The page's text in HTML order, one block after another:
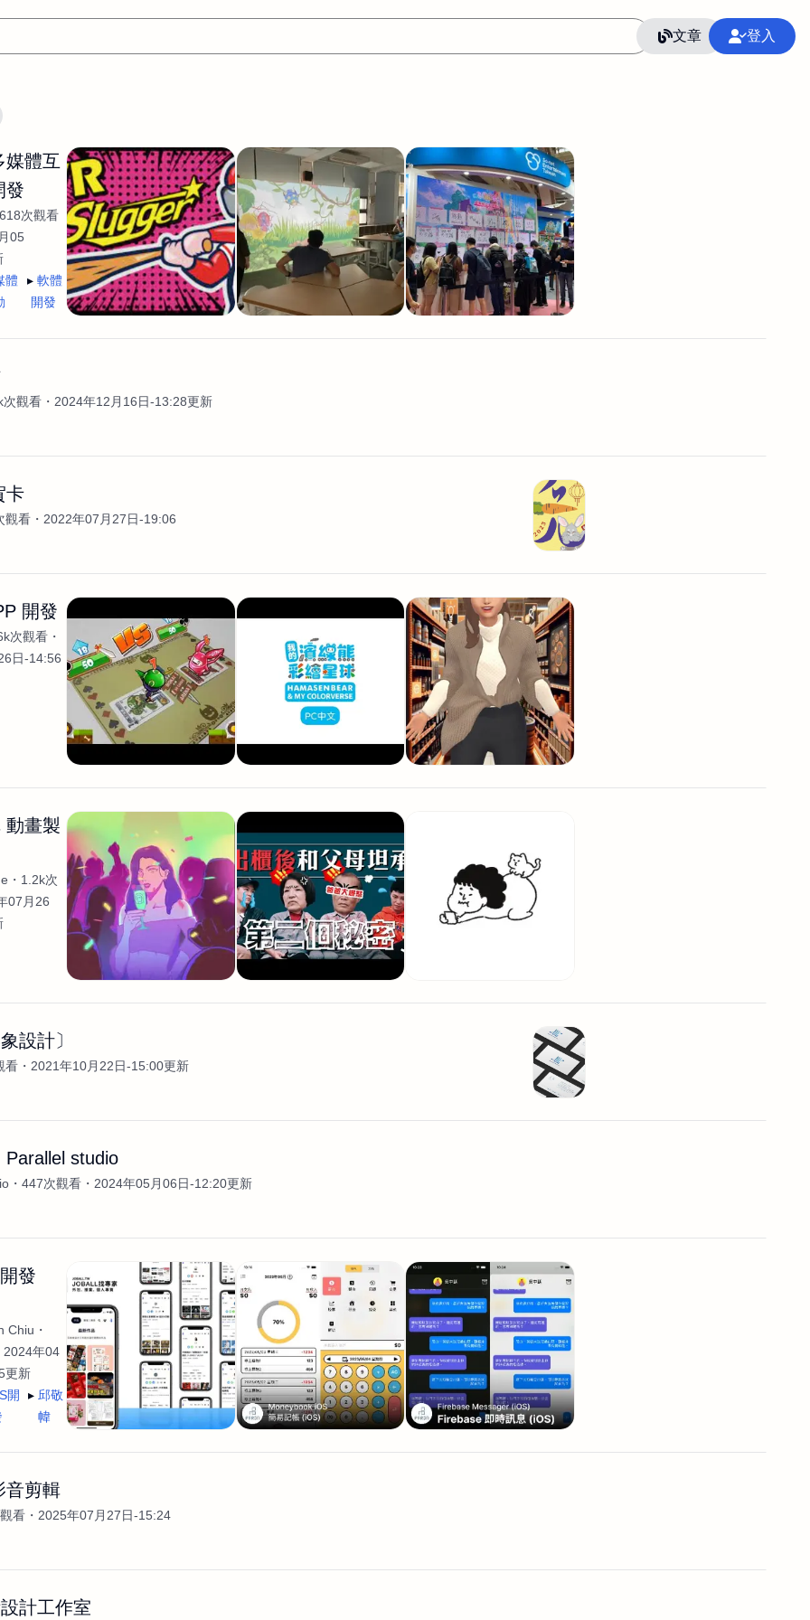
文章 登入
AI應用 AI 網頁設計 軟體開發 網站架設網頁製作 語言 整合行銷公關
平面設計師 AI影片製作 P圖改圖修圖 廣告操作 SEO CRM GoogleAnalytics
程式
商業攝影 廣告行銷服務 室內設計 網站開發 接案 照片後製修圖
WordPress網站架設與網站維護救援
生產設計 網頁製作 SCI醫學論文寫作投稿 Flutter
影像設計 視覺設計 自我介紹 業務外包 設計建模渲染 Solidworks 插畫
電商自媒體平面設計 長篇文案短 影片製作 設計 動畫製作 服務項目
媒體互
發
618次觀看
05
體
軟體
開發
次觀看 2024年12月16日-13:28更新
卡
觀看 2022年07月27日-19:06
開發
次觀看
日-14:56
動畫製
1.2k次
07月26
設計〕
看 2021年10月22日-15:00更新
Parallel studio
447次觀看 2024年05月06日-12:20更新
發
Chiu
2024年04
更新
開
邱敬
幃
音剪輯
看 2025年07月27日-15:24
計工作室